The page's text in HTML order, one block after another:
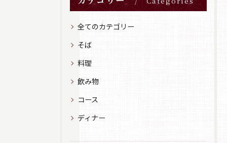
全てのカテゴリー
そば
料理
飲み物
コース
ディナー